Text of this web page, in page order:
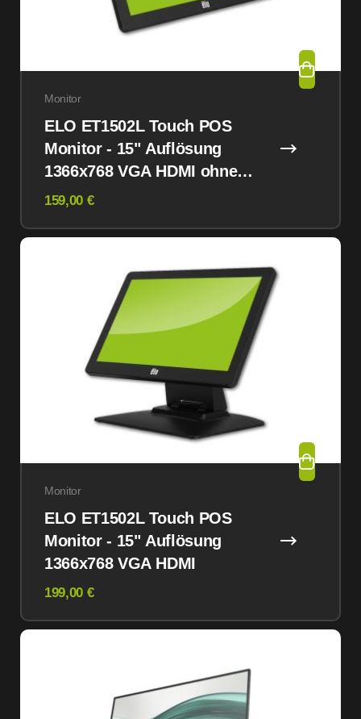
Monitor
ELO ET1502L Touch POS
Monitor - 15" Auflösung
1366x768 VGA HDMI ohne
Standfuß
159,00 €
Monitor
ELO ET1502L Touch POS
Monitor - 15" Auflösung
1366x768 VGA HDMI
199,00 €